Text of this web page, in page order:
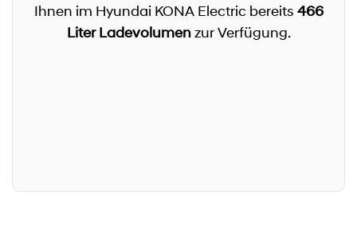
Ihnen im Hyundai KONA Electric bereits 466
Liter Ladevolumenzur Verfügung.